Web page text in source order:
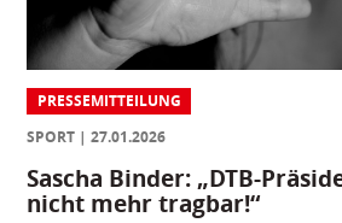
PRESSEMITTEILUNG
SPORT
27.01.2026
Sascha Binder: „DTB-
nicht mehr tragbar!“